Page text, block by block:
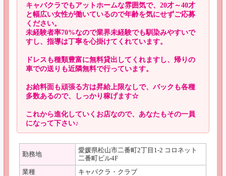
キャバクラでもアットホームな雰囲気で、20才～40才
と幅広い女性が働いているので年齢を気にせずご応募
ください。
未経験者率70%なので業界未経験でも馴染みやすいで
すし、指導は丁寧を心掛けてくれています。
ドレスも種類豊富に無料貸出してくれますし、帰りの
車での送りも近隣無料で行っています。
お給料面も頑張る方は昇給上限なしで、バックも各種
多数あるので、しっかり稼げます☆
これから進化していくお店なので、あなたもその一員
になって下さい♪
勤務地
愛媛県松山市二番町2丁目1-2 コロネット
二番町ビル4F
業種
キャバクラ・クラブ